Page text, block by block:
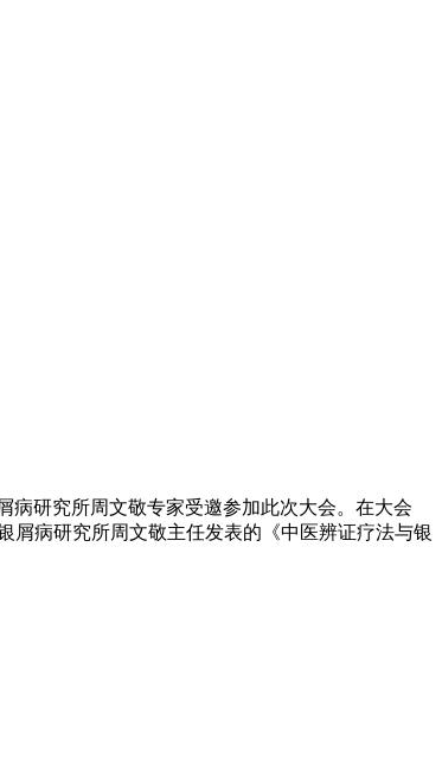
病研究所周文敬专家受邀参加此次大会。在大会
屑病研究所周文敬主任发表的《中医辨证疗法与银